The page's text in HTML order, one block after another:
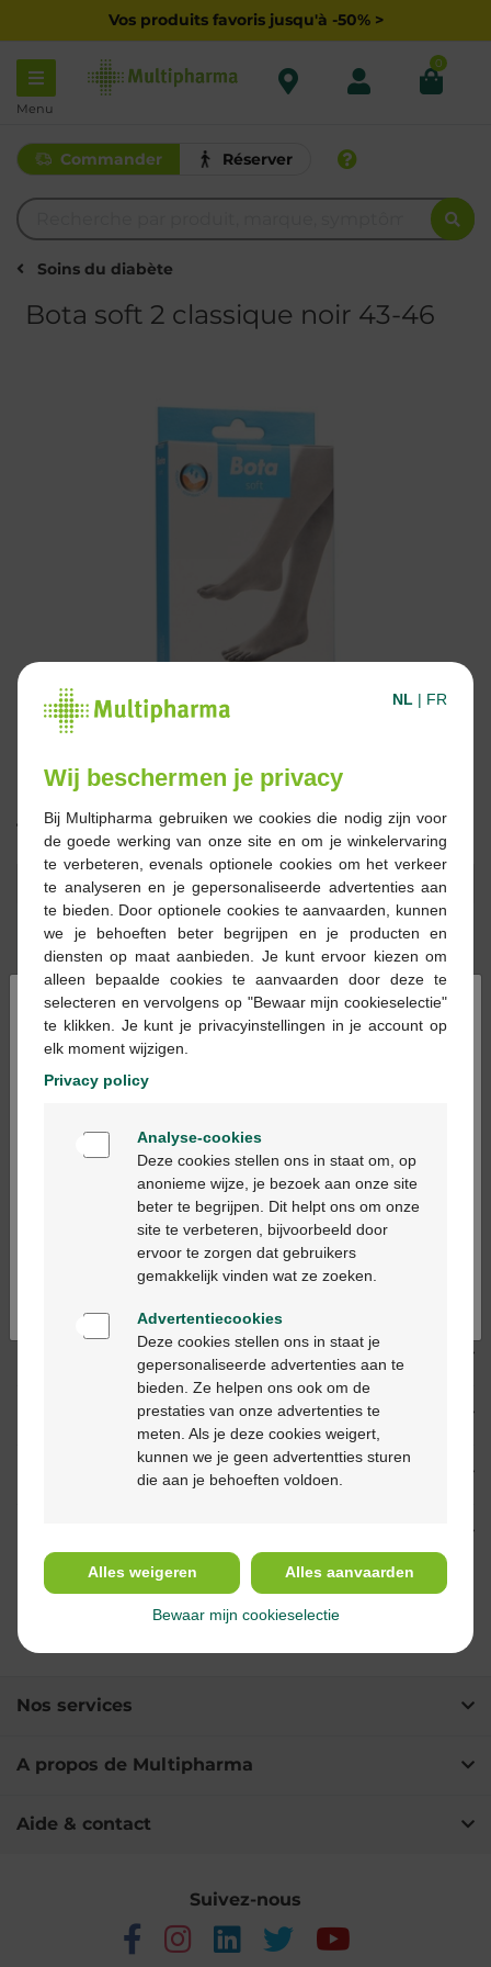
Vos produits favoris jusqu'à -50% >
Menu
0
Commander Réserver
Soins du diabète
Bota soft 2 classique noir 43-46
17,20 €
Commander Réserver
Stock épuisé
Les jours ouvrables commandé avant 12h, livré
le jour ouvrable suivant
Livraison gratuite
Paiement
sécurisé
Service clientèlepar chat ouformulaire de contact
Description du produit
vous intéresser
Nos services
A propos de Multipharma
Aide & contact
Suivez-nous
×
Bienvenue
Ga verder in het nederlands
Continuez en français
NL | FR
Wij beschermen je privacy
Bij Multipharma gebruiken we cookies die nodig zijn voor
de goede werking van onze site en om je winkelervaring
te verbeteren, evenals optionele cookies om het verkeer
te analyseren en je gepersonaliseerde advertenties aan
te bieden. Door optionele cookies te aanvaarden, kunnen
we je behoeften beter begrijpen en je producten en
diensten op maat aanbieden. Je kunt ervoor kiezen om
alleen bepaalde cookies te aanvaarden door deze te
selecteren en vervolgens op "Bewaar mijn cookieselectie"
te klikken. Je kunt je privacyinstellingen in je account op
elk moment wijzigen.
Privacy policy
Analyse-cookies
Deze cookies stellen ons in staat om, op
anonieme wijze, je bezoek aan onze site
beter te begrijpen. Dit helpt ons om onze
site te verbeteren, bijvoorbeeld door
ervoor te zorgen dat gebruikers
gemakkelijk vinden wat ze zoeken.
Advertentiecookies
Deze cookies stellen ons in staat je
gepersonaliseerde advertenties aan te
bieden. Ze helpen ons ook om de
prestaties van onze advertenties te
meten. Als je deze cookies weigert,
kunnen we je geen advertentties sturen
die aan je behoeften voldoen.
Alles weigeren Alles aanvaarden
Bewaar mijn cookieselectie